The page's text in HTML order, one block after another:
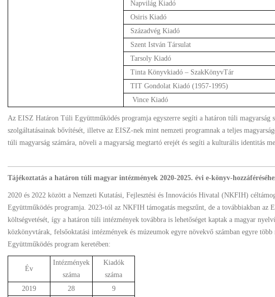
Napvilág Kiadó
Osiris Kiadó
Századvég Kiadó
Szent István Társulat
Tarsoly Kiadó
Tinta Könyvkiadó – SzakKönyvTár
TIT Gondolat Kiadó (1957-1995)
Vince Kiadó
Az EISZ Határon Túli Együttműködés programja egyszerre segíti a határon túli magyarság
szolgáltatásainak bővítését, illetve az EISZ-nek mint nemzeti programnak a teljes
túli magyarság számára, növeli a magyarság megtartó erejét és segíti a kulturális identitás
Tájékoztatás a határon túli magyar intézmények 2020-2025. évi e-könyv-
2020 és 2022 között a Nemzeti Kutatási, Fejlesztési és Innovációs Hivatal (NKFIH)
Együttműködés programja. 2023-tól az NKFIH támogatás megszűnt, de a továbbiakban az
költségvetését, így a határon túli intézmények továbbra is lehetőséget kaptak a magyar
közkönyvtárak, felsőoktatási intézmények és múzeumok egyre növekvő számban egyre
Együttműködés program keretében:
Év
Intézmények
száma
Kiadók
száma
2019
28
9